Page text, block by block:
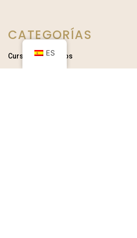
CATEGORÍAS
Cursos Destacados
ES